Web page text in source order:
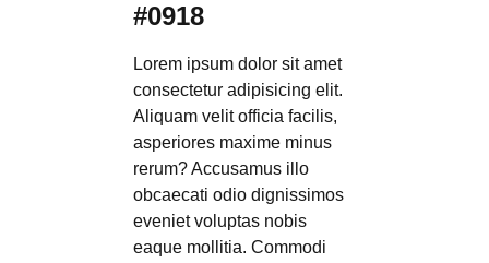
#0918
Lorem ipsum dolor sit amet
consectetur adipisicing elit.
Aliquam velit officia facilis,
asperiores maxime minus
rerum? Accusamus illo
obcaecati odio dignissimos
eveniet voluptas nobis
eaque mollitia. Commodi